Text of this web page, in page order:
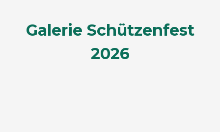
Galerie Schützenfest
2026